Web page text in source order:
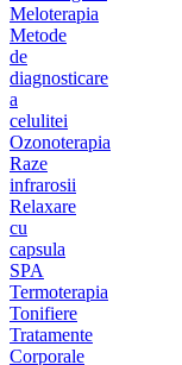
Meloterapia
Metode
de
diagnosticare
a
celulitei
Ozonoterapia
Raze
infrarosii
Relaxare
cu
capsula
SPA
Termoterapia
Tonifiere
Tratamente
Corporale